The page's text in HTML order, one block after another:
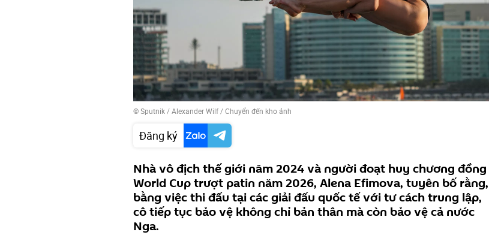
© Sputnik / Alexander Wilf/Chuyển đến kho ảnh
Đăng ký
Nhà vô địch thế giới năm 2024 và người đoạt huy chương đồng
World Cup trượt patin năm 2026, Alena Efimova, tuyên bố rằng,
bằng việc thi đấu tại các giải đấu quốc tế với tư cách trung lập,
cô tiếp tục bảo vệ không chỉ bản thân mà còn bảo vệ cả nước
Nga.